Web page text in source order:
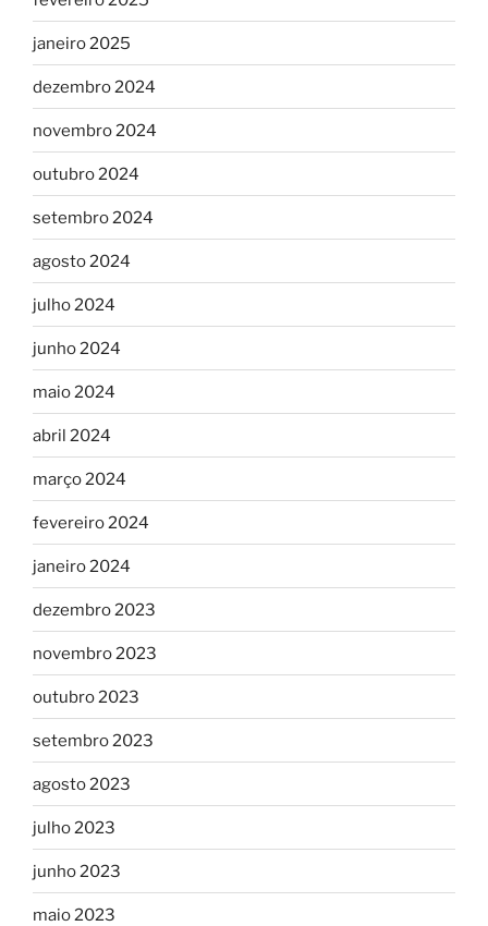
janeiro 2025
dezembro 2024
novembro 2024
outubro 2024
setembro 2024
agosto 2024
julho 2024
junho 2024
maio 2024
abril 2024
março 2024
fevereiro 2024
janeiro 2024
dezembro 2023
novembro 2023
outubro 2023
setembro 2023
agosto 2023
julho 2023
junho 2023
maio 2023